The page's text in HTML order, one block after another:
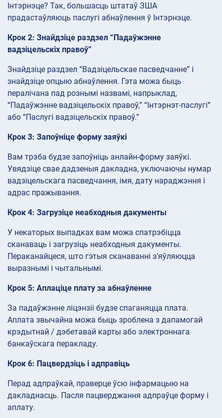
Інтэрнэце? Так, большасць штатаў ЗША
прадастаўляюць паслугі абнаўлення ў Інтэрнэце.
Крок 2: Знайдзіце раздзел “Падаўжэнне
вадзіцельскіх правоў”
Знайдзіце раздзел “Вадзіцельскае пасведчанне” і
знайдзіце опцыю абнаўлення. Гэта можа быць
пералічана пад рознымі назвамі, напрыклад,
“Падаўжэнне вадзіцельскіх правоў,” “Інтэрнэт-паслугі”
або “Паслугі вадзіцельскіх правоў.”
Крок 3: Запоўніце форму заяўкі
Вам трэба будзе запоўніць анлайн-форму заяўкі.
Увядзіце свае дадзеныя дакладна, уключаючы нумар
вадзіцельскага пасведчання, імя, дату нараджэння і
адрас пражывання.
Крок 4: Загрузіце неабходныя дакументы
У некаторых выпадках вам можа спатрэбіцца
сканаваць і загрузіць неабходныя дакументы.
Пераканайцеся, што гэтыя сканаванні з’яўляюцца
выразнымі і чытальнымі.
Крок 5: Аплаціце плату за абнаўленне
За падаўжэнне ліцэнзіі будзе спаганяцца плата.
Аплата звычайна можа быць зроблена з дапамогай
крэдытнай / дэбетавай карты або электроннага
банкаўскага перакладу.
Крок 6: Пацвердзіць і адправіць
Перад адпраўкай, праверце ўсю інфармацыю на
дакладнасць. Пасля пацверджання адпраўце форму і
аплату.